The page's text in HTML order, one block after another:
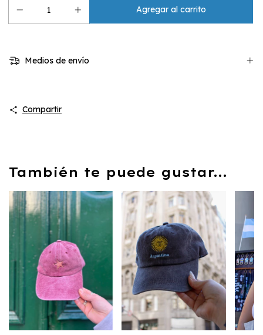
Medios de envío
Compartir
También te puede gustar...